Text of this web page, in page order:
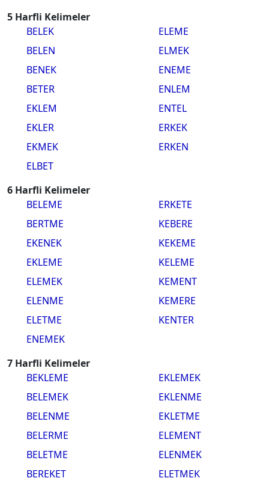
5 Harfli Kelimeler
BELEK
BELEN
BENEK
BETER
EKLEM
EKLER
EKMEK
ELBET
ELEME
ELMEK
ENEME
ENLEM
ENTEL
ERKEK
ERKEN
6 Harfli Kelimeler
BELEME
BERTME
EKENEK
EKLEME
ELEMEK
ELENME
ELETME
ENEMEK
ERKETE
KEBERE
KEKEME
KELEME
KEMENT
KEMERE
KENTER
7 Harfli Kelimeler
BEKLEME
BELEMEK
BELENME
BELERME
BELETME
BEREKET
EKLEMEK
EKLENME
EKLETME
ELEMENT
ELENMEK
ELETMEK